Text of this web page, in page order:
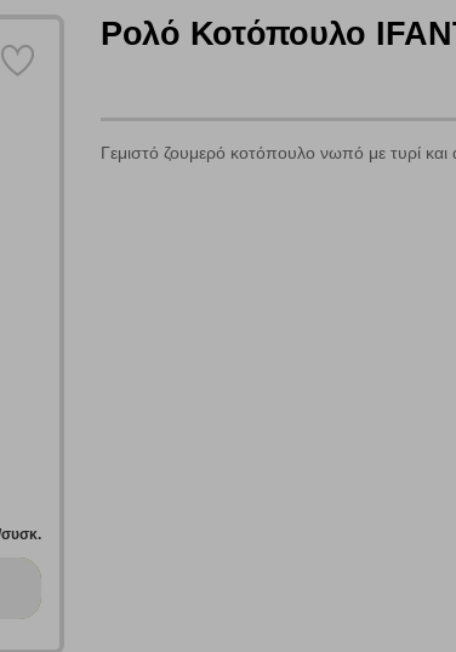
Ρολό Κοτόπουλο
Γεμιστό ζουμερό κοτόπουλο νωπό με τυρί και
δεδομένα σύνδεσης και πληροφορίες σχετικές με την
σας. Τα cookies είναι μικρά αρχεία κειμένου τα
στην ιστοσελίδα και βελτιώνοντας την εμπειρία